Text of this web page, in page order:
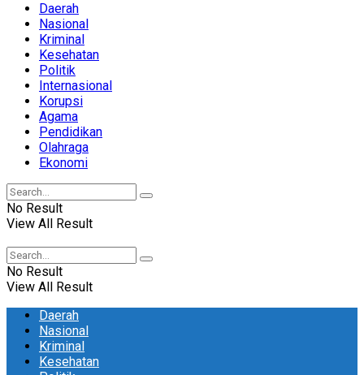
Daerah
Nasional
Kriminal
Kesehatan
Politik
Internasional
Korupsi
Agama
Pendidikan
Olahraga
Ekonomi
No Result
View All Result
No Result
View All Result
Daerah
Nasional
Kriminal
Kesehatan